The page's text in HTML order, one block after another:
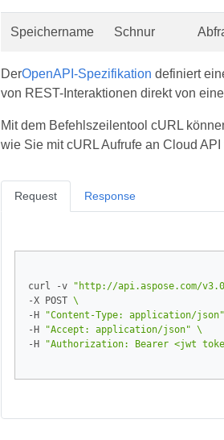
Speichername Schnur
DerOpenAPI-Spezifikation definiert
von REST-Interaktionen direkt von
Mit dem Befehlszeilentool cURL
wie Sie mit cURL Aufrufe an Cloud API
Request
curl -v "http://api.aspose.com/
-X POST
-H
"Content-Type: application/json"
-H
"Accept: application/json"
-H
"Authorization: Bearer <jwt
Response